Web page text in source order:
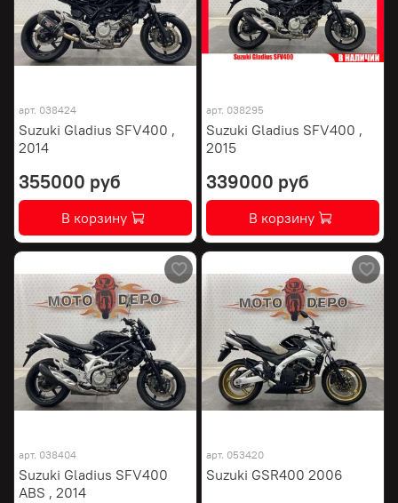
арт. 038424
Suzuki Gladius SFV400 ,
2014
355000 руб
В корзину
арт. 038295
Suzuki Gladius SFV400 ,
2015
339000 руб
В корзину
арт. 038404
Suzuki Gladius SFV400
ABS , 2014
арт. 053420
Suzuki GSR400 2006